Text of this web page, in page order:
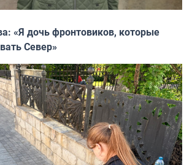
«Я дочь фронтовиков, которые
Север»